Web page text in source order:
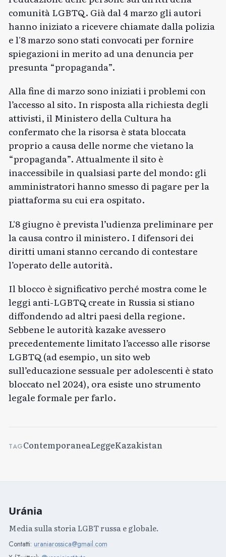
comunità LGBTQ. Già dal 4 marzo gli autori
hanno iniziato a ricevere chiamate dalla polizia
e l'8 marzo sono stati convocati per fornire
spiegazioni in merito ad una denuncia per
presunta “propaganda”.
Alla fine di marzo sono iniziati i problemi con
l’accesso al sito. In risposta alla richiesta degli
attivisti, il Ministero della Cultura ha
confermato che la risorsa è stata bloccata
proprio a causa delle norme che vietano la
“propaganda”. Attualmente il sito è
inaccessibile in qualsiasi parte del mondo: gli
amministratori hanno smesso di pagare per la
piattaforma su cui era ospitato.
L'8 giugno è prevista l’udienza preliminare per
la causa contro il ministero. I difensori dei
diritti umani stanno cercando di contestare
l’operato delle autorità.
Il blocco è significativo perché mostra come le
leggi anti-LGBTQ create in Russia si stiano
diffondendo ad altri paesi della regione.
Sebbene le autorità kazake avessero
precedentemente limitato l’accesso alle risorse
LGBTQ (ad esempio, un sito web
sull’educazione sessuale per adolescenti è stato
bloccato nel 2024), ora esiste uno strumento
legale formale per farlo.
TAGContemporaneaLeggeKazakistan
Uránia
Media sulla storia LGBT russa e globale.
Contatti: uraniarossica@gmail.com